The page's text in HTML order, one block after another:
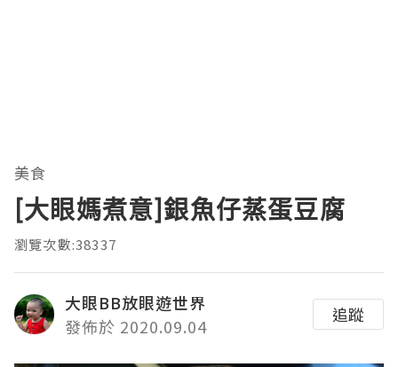
美食
[大眼媽煮意]銀魚仔蒸蛋豆腐
瀏覽次數:38337
大眼BB放眼遊世界
發佈於 2020.09.04
追蹤